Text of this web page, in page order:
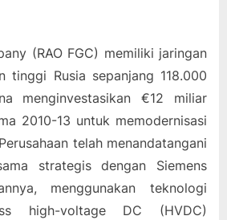
(RAO FGC) memiliki jaringan
tinggi Rusia sepanjang 118.000
menginvestasikan €12 miliar
2010-13 untuk memodernisasi
telah menandatangani
strategis dengan Siemens
menggunakan teknologi
high-voltage DC (HVDC)